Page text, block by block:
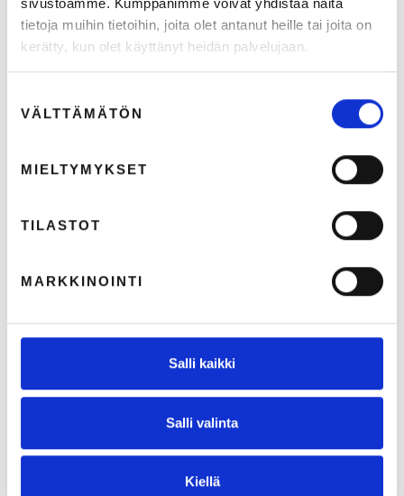
tietoja muihin tietoihin, joita olet antanut heille tai joita on
kerätty, kun olet käyttänyt heidän palvelujaan.
valinta
VÄLTTÄMÄTÖN
MIELTYMYKSET
TILASTOT
MARKKINOINTI
Salli kaikki
Salli valinta
Kiellä